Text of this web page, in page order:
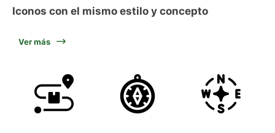
Iconos con el mismo estilo y concepto
Ver más